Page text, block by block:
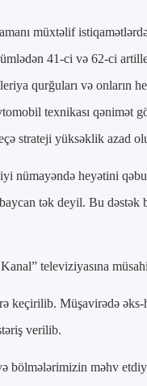
müxtəlif
41-ci və 62-ci
qurğuları və onların
texnikası
strateji yüksəklik azad
heyətini
tək deyil. Bu dəstək
televiziyasına
Müşavirədə
verilib.
bölmələrimizin məhv